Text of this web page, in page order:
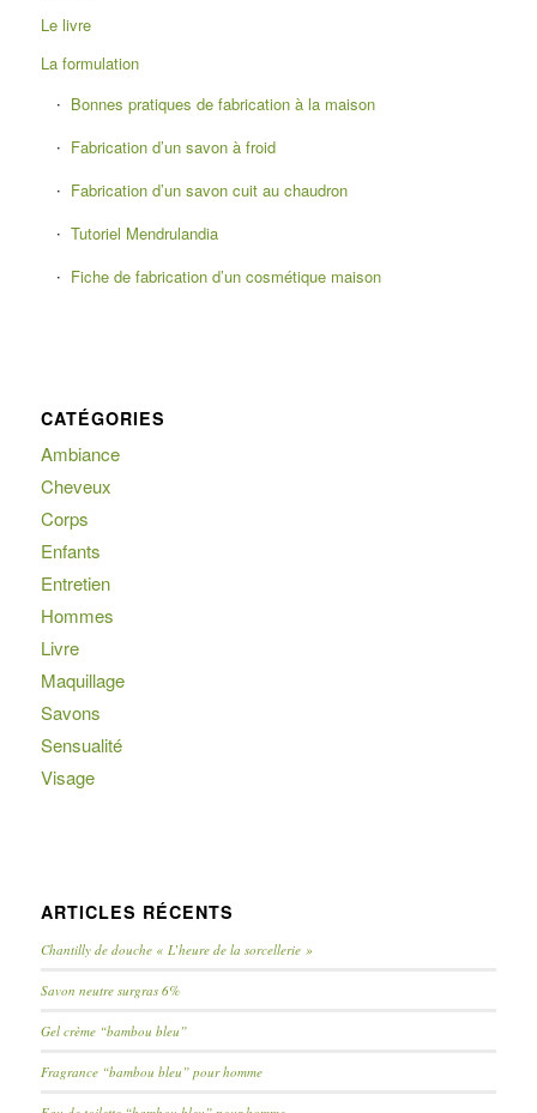
Le livre
La formulation
Bonnes pratiques de fabrication à la maison
Fabrication d’un savon à froid
Fabrication d’un savon cuit au chaudron
Tutoriel Mendrulandia
Fiche de fabrication d’un cosmétique maison
CATÉGORIES
Ambiance
Cheveux
Corps
Enfants
Entretien
Hommes
Livre
Maquillage
Savons
Sensualité
Visage
ARTICLES RÉCENTS
Chantilly de douche « L’heure de la sorcellerie »
Savon neutre surgras 6%
Gel crème “bambou bleu”
Fragrance “bambou bleu” pour homme